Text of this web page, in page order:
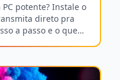
potente? Instale o
direto pra
a passo e o que